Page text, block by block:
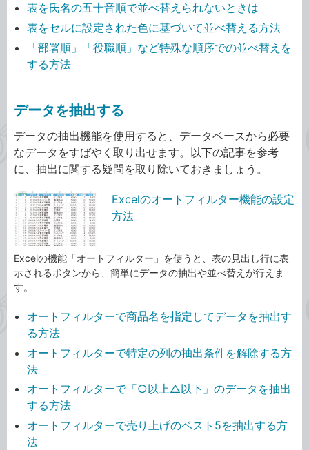
表を氏名の五十音順で並べ替えられないときは
表をセルに設定された色に基づいて並べ替える方法
「部署順」「役職順」など特殊な順序での並べ替えを
する方法
データを抽出する
データの抽出機能を使用すると、データベースから必要
なデータをすばやく取り出せます。以下の記事を参考
に、抽出に関する疑問を取り除いておきましょう。
Excelのオートフィルター機能の設定
方法
Excelの機能「オートフィルター」を使うと、表の見出し行に表
示されるボタンから、簡単にデータの抽出や並べ替えが行えま
す。
オートフィルターで商品名を指定してデータを抽出す
る方法
オートフィルターで特定の列の抽出条件を解除する方
法
オートフィルターで「○以上△以下」のデータを抽出
する方法
オートフィルターで売り上げのベスト5を抽出する方
法